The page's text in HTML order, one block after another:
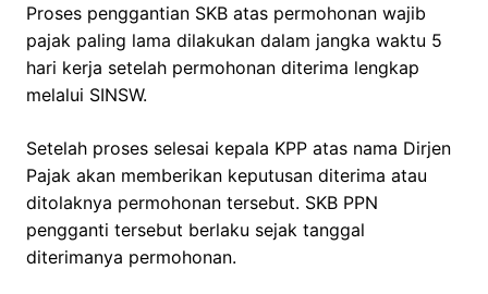
Proses penggantian SKB atas permohonan wajib
pajak paling lama dilakukan dalam jangka waktu 5
hari kerja setelah permohonan diterima lengkap
melalui SINSW.
Setelah proses selesai kepala KPP atas nama Dirjen
Pajak akan memberikan keputusan diterima atau
ditolaknya permohonan tersebut. SKB PPN
pengganti tersebut berlaku sejak tanggal
diterimanya permohonan.